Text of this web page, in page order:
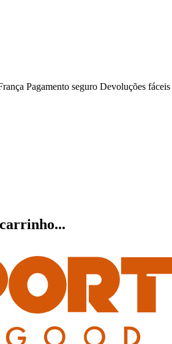
Pagamento seguro Devoluções fáceis